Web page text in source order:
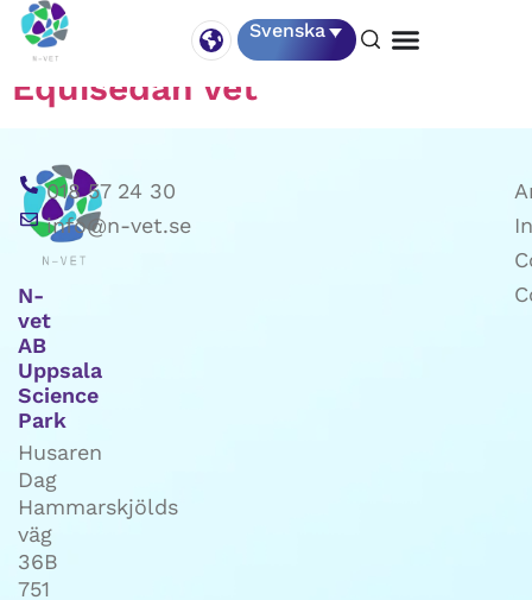
Svenska
Types of medicine:Sedativa
Equisedan vet
N-
vet
AB
Uppsala
Science
Park
Husaren
Dag
Hammarskjölds
väg
36B
751
018 57 24 30
info@n-vet.se